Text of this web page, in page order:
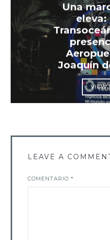
Una
eleva:
Joaquín
VIEW
LEAVE A
COMENTARIO*